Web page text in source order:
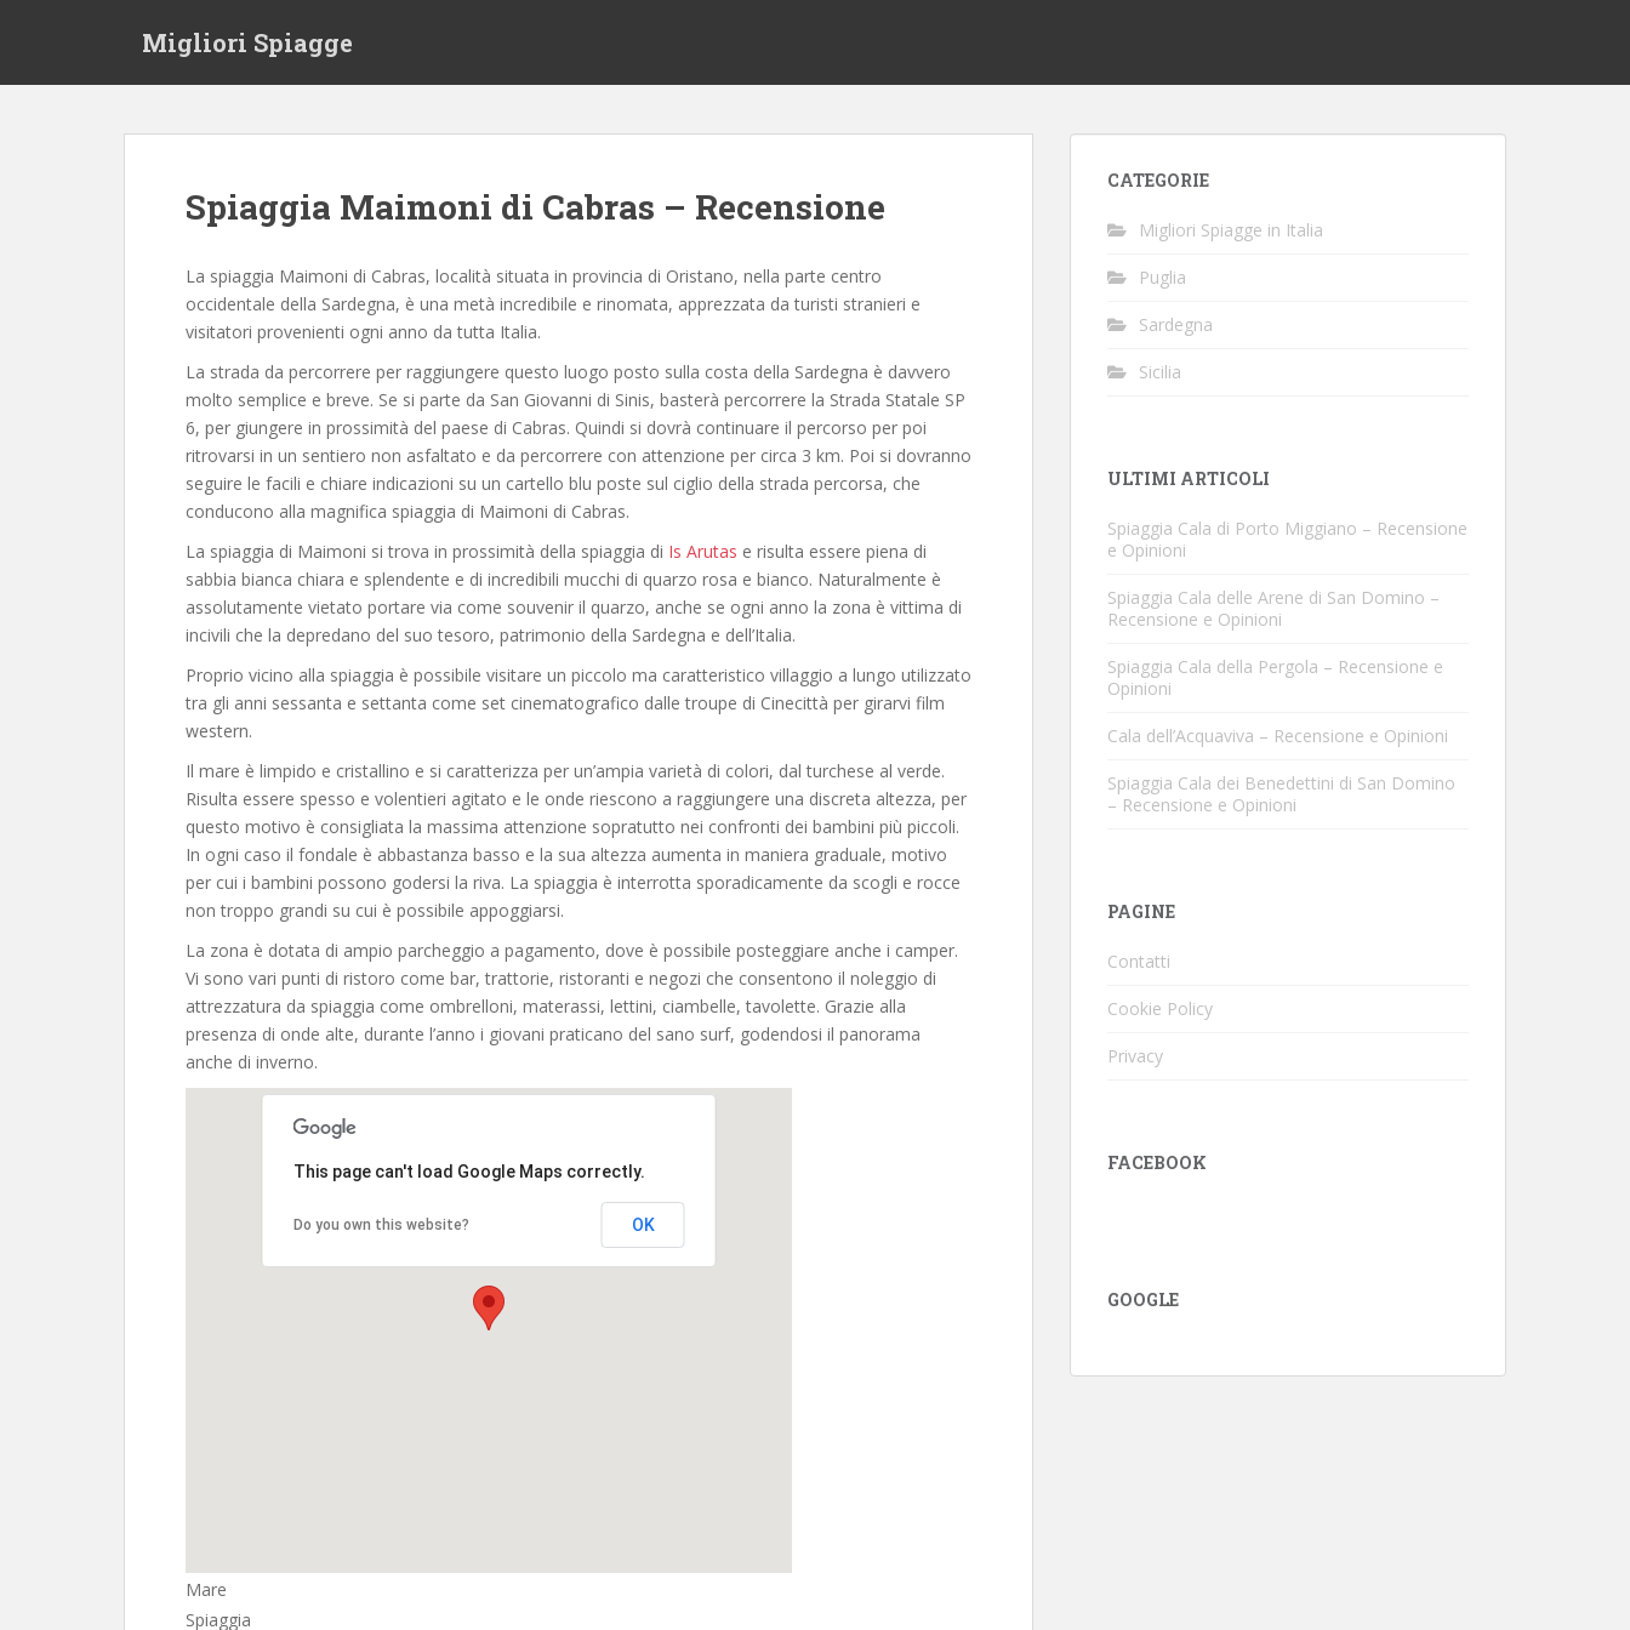
Migliori Spiagge
Spiaggia Maimoni di Cabras – Recensione
La spiaggia Maimoni di Cabras, località situata in provincia di Oristano, nella parte centro
occidentale della Sardegna, è una metà incredibile e rinomata, apprezzata da turisti stranieri e
visitatori provenienti ogni anno da tutta Italia.
La strada da percorrere per raggiungere questo luogo posto sulla costa della Sardegna è davvero
molto semplice e breve. Se si parte da San Giovanni di Sinis, basterà percorrere la Strada Statale SP
6, per giungere in prossimità del paese di Cabras. Quindi si dovrà continuare il percorso per poi
ritrovarsi in un sentiero non asfaltato e da percorrere con attenzione per circa 3 km. Poi si dovranno
seguire le facili e chiare indicazioni su un cartello blu poste sul ciglio della strada percorsa, che
conducono alla magnifica spiaggia di Maimoni di Cabras.
La spiaggia di Maimoni si trova in prossimità della spiaggia di Is Arutas e risulta essere piena di
sabbia bianca chiara e splendente e di incredibili mucchi di quarzo rosa e bianco. Naturalmente è
assolutamente vietato portare via come souvenir il quarzo, anche se ogni anno la zona è vittima di
incivili che la depredano del suo tesoro, patrimonio della Sardegna e dell’Italia.
Proprio vicino alla spiaggia è possibile visitare un piccolo ma caratteristico villaggio a lungo utilizzato
tra gli anni sessanta e settanta come set cinematografico dalle troupe di Cinecittà per girarvi film
western.
Il mare è limpido e cristallino e si caratterizza per un’ampia varietà di colori, dal turchese al verde.
Risulta essere spesso e volentieri agitato e le onde riescono a raggiungere una discreta altezza, per
questo motivo è consigliata la massima attenzione sopratutto nei confronti dei bambini più piccoli.
In ogni caso il fondale è abbastanza basso e la sua altezza aumenta in maniera graduale, motivo
per cui i bambini possono godersi la riva. La spiaggia è interrotta sporadicamente da scogli e rocce
non troppo grandi su cui è possibile appoggiarsi.
La zona è dotata di ampio parcheggio a pagamento, dove è possibile posteggiare anche i camper.
Vi sono vari punti di ristoro come bar, trattorie, ristoranti e negozi che consentono il noleggio di
attrezzatura da spiaggia come ombrelloni, materassi, lettini, ciambelle, tavolette. Grazie alla
presenza di onde alte, durante l’anno i giovani praticano del sano surf, godendosi il panorama
anche di inverno.
This page can't load Google Maps correctly.
Do you own this website? OK
Mare
Spiaggia
CATEGORIE
Migliori Spiagge in Italia
Puglia
Sardegna
Sicilia
ULTIMI ARTICOLI
Spiaggia Cala di Porto Miggiano – Recensione
e Opinioni
Spiaggia Cala delle Arene di San Domino –
Recensione e Opinioni
Spiaggia Cala della Pergola – Recensione e
Opinioni
Cala dell’Acquaviva – Recensione e Opinioni
Spiaggia Cala dei Benedettini di San Domino
– Recensione e Opinioni
PAGINE
Contatti
Cookie Policy
Privacy
FACEBOOK
GOOGLE